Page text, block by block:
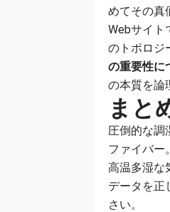
めてその真
Webサイト
のトポロジ
の重要性に
の本質を論
まと
圧倒的な調
ファイバー
高温多湿な
データを正
さい。